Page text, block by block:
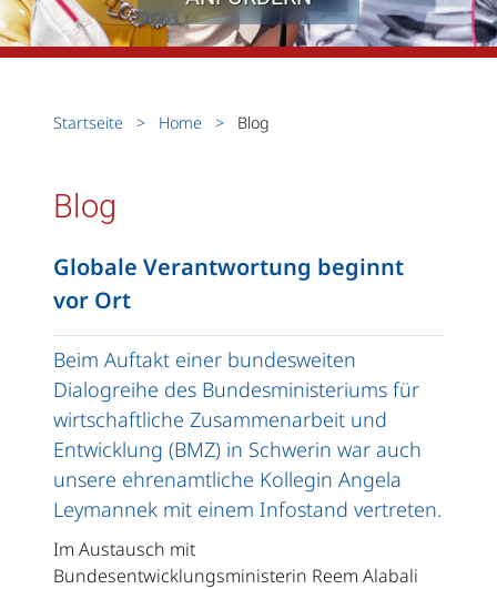
Startseite Home Blog
Blog
Globale Verantwortung beginnt
vor Ort
Beim Auftakt einer bundesweiten
Dialogreihe des Bundesministeriums für
wirtschaftliche Zusammenarbeit und
Entwicklung (BMZ) in Schwerin war auch
unsere ehrenamtliche Kollegin Angela
Leymannek mit einem Infostand vertreten.
Im Austausch mit
Bundesentwicklungsministerin Reem Alabali